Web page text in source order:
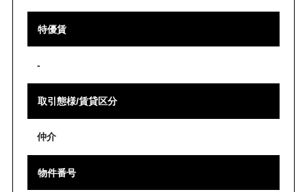
特優賃
-
取引態様/賃貸区分
仲介
物件番号